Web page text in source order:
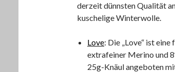
derzeit dünnsten Qualität
kuschelige Winterwolle.
Love: Die „Love“ ist
extrafeiner Merino und
25g-Knäul angeboten